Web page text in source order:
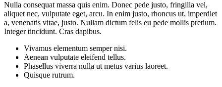
Nulla consequat massa quis enim. Donec pede justo, fringilla vel,
aliquet nec, vulputate eget, arcu. In enim justo, rhoncus ut, imperdiet
a, venenatis vitae, justo. Nullam dictum felis eu pede mollis pretium.
Integer tincidunt. Cras dapibus.
Vivamus elementum semper nisi.
Aenean vulputate eleifend tellus.
Phasellus viverra nulla ut metus varius laoreet.
Quisque rutrum.